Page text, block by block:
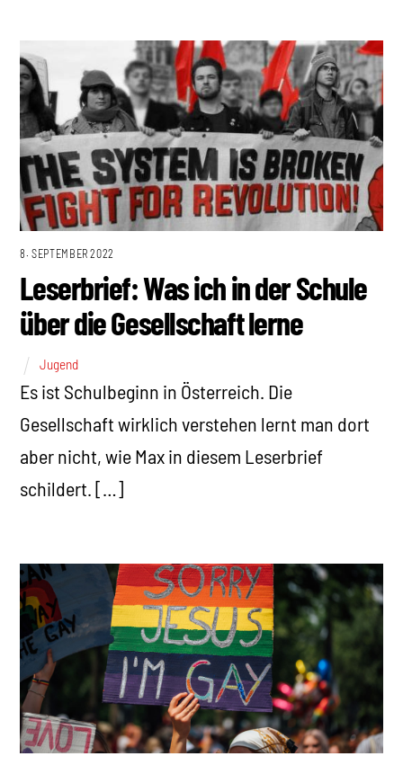
8. SEPTEMBER 2022
Leserbrief: Was ich in der Schule
über die Gesellschaft lerne
Jugend
Es ist Schulbeginn in Österreich. Die
Gesellschaft wirklich verstehen lernt man dort
aber nicht, wie Max in diesem Leserbrief
schildert. […]